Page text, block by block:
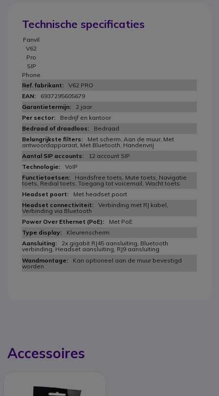
Technische specificaties
Fanvil
V62
Pro
SIP
Phone
V62 PRO
6937295605679
2 jaar
Bedrijf en kantoor
Bedraad
Met scherm, Aan de muur, Met
antwoordapparaat, Met Bluetooth, Handenvrij
12 account SIP
VoIP
Handsfree toets, Mute toets, Navigatie
toets, Redial toets, Toegang tot voicemail, Wacht toets
Met headset poort
Verbinding met RJ kabel,
Verbinding via Bluetooth
Met PoE
Kleurenscherm
2x gigabit RJ45 aansluiting, Bluetooth
verbinding, Headset aansluiting, RJ9 aansluiting
Kan optioneel aan de muur bevestigd
worden
Accessoires